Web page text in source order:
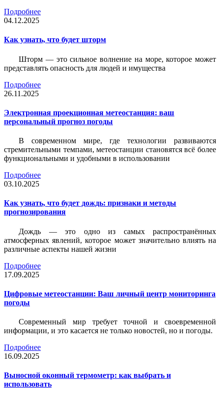
Подробнее
04.12.2025
Как узнать, что будет шторм
Шторм — это сильное волнение на море, которое может
представлять опасность для людей и имущества
Подробнее
26.11.2025
Электронная проекционная метеостанция: ваш
персональный прогноз погоды
В современном мире, где технологии развиваются
стремительными темпами, метеостанции становятся всё более
функциональными и удобными в использовании
Подробнее
03.10.2025
Как узнать, что будет дождь: признаки и методы
прогнозирования
Дождь — это одно из самых распространённых
атмосферных явлений, которое может значительно влиять на
различные аспекты нашей жизни
Подробнее
17.09.2025
Цифровые метеостанции: Ваш личный центр мониторинга
погоды
Современный мир требует точной и своевременной
информации, и это касается не только новостей, но и погоды.
Подробнее
16.09.2025
Выносной оконный термометр: как выбрать и
использовать